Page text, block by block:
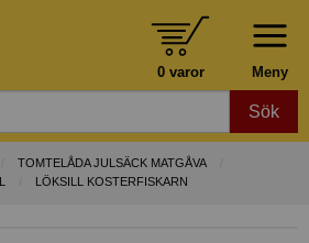
Meny
0 varor
Sök
TOMTELÅDA JULSÄCK MATGÅVA
LÖKSILL KOSTERFISKARN